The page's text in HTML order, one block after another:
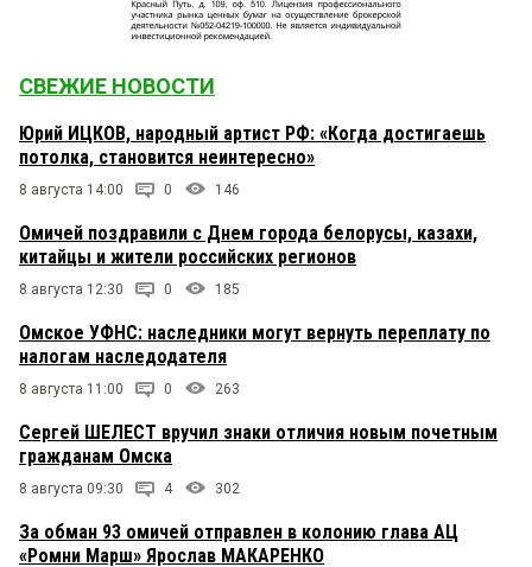
СВЕЖИЕ НОВОСТИ
Юрий ИЦКОВ, народный артист РФ: «Когда достигаешь
потолка, становится неинтересно»
8 августа 14:00 0 146
Омичей поздравили с Днем города белорусы, казахи,
китайцы и жители российских регионов
8 августа 12:30 0 185
Омское УФНС: наследники могут вернуть переплату по
налогам наследодателя
8 августа 11:00 0 263
Сергей ШЕЛЕСТ вручил знаки отличия новым почетным
гражданам Омска
8 августа 09:30 4 302
За обман 93 омичей отправлен в колонию глава АЦ
«Ромни Марш» Ярослав МАКАРЕНКО